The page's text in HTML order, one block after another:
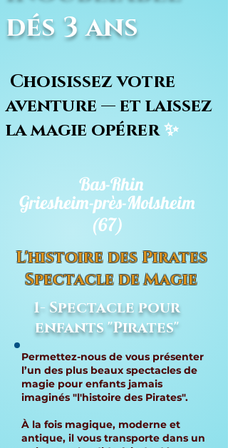
dés 3 ans
Choisissez votre
aventure — et laissez
la magie opérer✨
Griesheim-près-Molsheim
(67)
Bas-Rhin
L'histoire des Pirates
Spectacle de Magie
1- Spectacle pour
enfants "Pirates"
Permettez-nous de vous présenter
l’un des plus beaux spectacles de
magie pour enfants jamais
imaginés "l'histoire des Pirates".
À la fois magique, moderne et
antique, il vous transporte dans un